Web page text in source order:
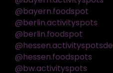
@bayern.foodspot
@berlin.activityspots
@berlin.foodspot
@hessen.activityspotsde
@hessen.foodspots
@bw.activityspots